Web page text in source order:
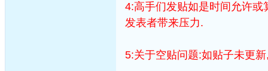
4:高手们发贴如是时间允许
发表者带来压力.
5:关于空贴问题:如贴子未更